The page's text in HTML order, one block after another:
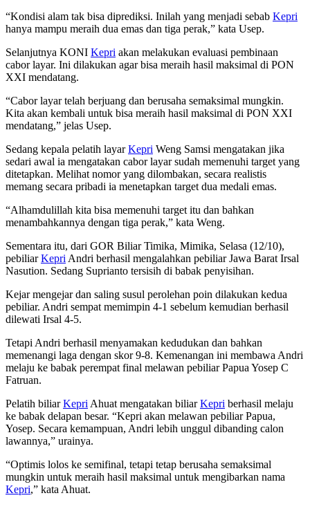
“Kondisi alam tak bisa diprediksi. Inilah yang menjadi sebab Kepri
hanya mampu meraih dua emas dan tiga perak,” kata Usep.
Selanjutnya KONI Kepri akan melakukan evaluasi pembinaan
cabor layar. Ini dilakukan agar bisa meraih hasil maksimal di PON
XXI mendatang.
“Cabor layar telah berjuang dan berusaha semaksimal mungkin.
Kita akan kembali untuk bisa meraih hasil maksimal di PON XXI
mendatang,” jelas Usep.
Sedang kepala pelatih layarKepri Weng Samsi mengatakan jika
sedari awal ia mengatakan cabor layar sudah memenuhi target yang
ditetapkan. Melihat nomor yang dilombakan, secara realistis
memang secara pribadi ia menetapkan target dua medali emas.
“Alhamdulillah kita bisa memenuhi target itu dan bahkan
menambahkannya dengan tiga perak,” kata Weng.
Sementara itu, dari GOR Biliar Timika, Mimika, Selasa (12/10),
pebiliarKepri Andri berhasil mengalahkan pebiliar Jawa Barat Irsal
Nasution. Sedang Suprianto tersisih di babak penyisihan.
Kejar mengejar dan saling susul perolehan poin dilakukan kedua
pebiliar. Andri sempat memimpin 4-1 sebelum kemudian berhasil
dilewati Irsal 4-5.
Tetapi Andri berhasil menyamakan kedudukan dan bahkan
memenangi laga dengan skor 9-8. Kemenangan ini membawa Andri
melaju ke babak perempat final melawan pebiliar Papua Yosep C
Fatruan.
Pelatih biliarKepri Ahuat mengatakan biliarKepri berhasil melaju
ke babak delapan besar. “Kepri akan melawan pebiliar Papua,
Yosep. Secara kemampuan, Andri lebih unggul dibanding calon
lawannya,” urainya.
“Optimis lolos ke semifinal, tetapi tetap berusaha semaksimal
mungkin untuk meraih hasil maksimal untuk mengibarkan nama
Kepri,” kata Ahuat.